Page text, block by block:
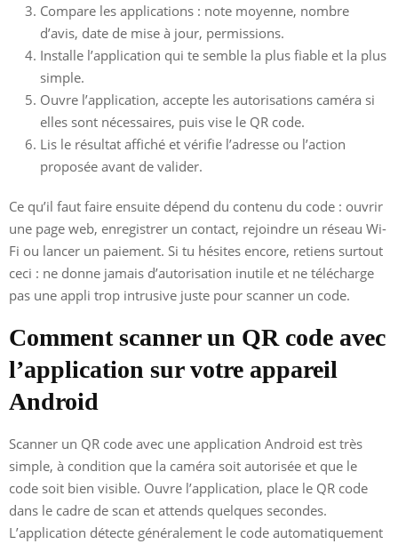
Compare les applications : note moyenne, nombre
d’avis, date de mise à jour, permissions.
Installe l’application qui te semble la plus fiable et la plus
simple.
Ouvre l’application, accepte les autorisations caméra si
elles sont nécessaires, puis vise le QR code.
Lis le résultat affiché et vérifie l’adresse ou l’action
proposée avant de valider.
Ce qu’il faut faire ensuite dépend du contenu du code : ouvrir
une page web, enregistrer un contact, rejoindre un réseau Wi-
Fi ou lancer un paiement. Si tu hésites encore, retiens surtout
ceci : ne donne jamais d’autorisation inutile et ne télécharge
pas une appli trop intrusive juste pour scanner un code.
Comment scanner un QR code avec
l’application sur votre appareil
Android
Scanner un QR code avec une application Android est très
simple, à condition que la caméra soit autorisée et que le
code soit bien visible. Ouvre l’application, place le QR code
dans le cadre de scan et attends quelques secondes.
L’application détecte généralement le code automatiquement